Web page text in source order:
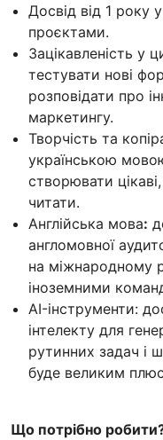
Досвід від 1 року
проєктами.
Зацікавленість у
тестувати нові
розповідати про
маркетингу.
Творчість та
українською
створювати
читати.
Англійська мова:
англомовної
на міжнародному
іноземними
AI-інструменти:
інтелекту для
рутинних задач і
буде великим
Що потрібно